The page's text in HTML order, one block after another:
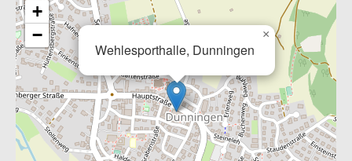
Wehlesporthalle, Dunningen
×
+
−